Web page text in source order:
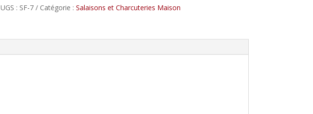
UGS : SF-7 Catégorie : Salaisons et Charcuteries Maison